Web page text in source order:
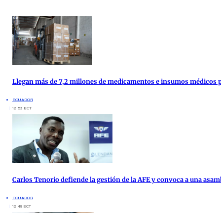
Llegan más de 7,2 millones de medicamentos e insumos médicos
ECUADOR
12:53 ECT
Carlos Tenorio defiende la gestión de la AFE y convoca a una
ECUADOR
12:48 ECT